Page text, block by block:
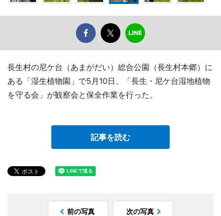
長生村の尼ケ台（あまがだい）総合公園（長生村本郷）に
ある「湿生植物園」で5月10日、「長生・尼ケ台湿地植物
を守る会」が観察会と保全作業を行った。
記事を読む
前の写真 次の写真